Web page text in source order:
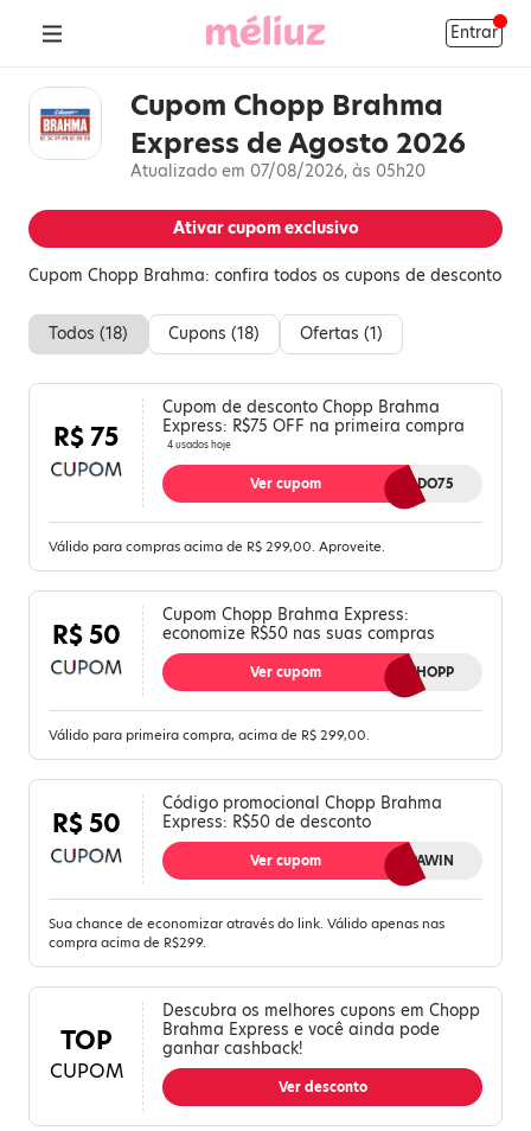
Entrar
Cupom Chopp Brahma
Express de Agosto 2026
Atualizado em 07/08/2026, às 05h20
Ativar cupom exclusivo
Cupom Chopp Brahma: confira todos os cupons de desconto
Todos (18) Cupons (18) Ofertas (1)
R$ 75
Cupom de desconto Chopp Brahma
Express: R$75 OFF na primeira compra
4 usados hoje
FERIADO75
Ver cupom
Válido para compras acima de R$ 299,00. Aproveite.
R$ 50
Cupom Chopp Brahma Express:
economize R$50 nas suas compras
PRIMEIROCHOPP
Ver cupom
Válido para primeira compra, acima de R$ 299,00.
R$ 50
Código promocional Chopp Brahma
Express: R$50 de desconto
CHOPPAWIN
Ver cupom
Sua chance de economizar através do link. Válido apenas nas
compra acima de R$299.
TOP
CUPOM
Descubra os melhores cupons em Chopp
Brahma Express e você ainda pode
ganhar cashback!
Ver desconto